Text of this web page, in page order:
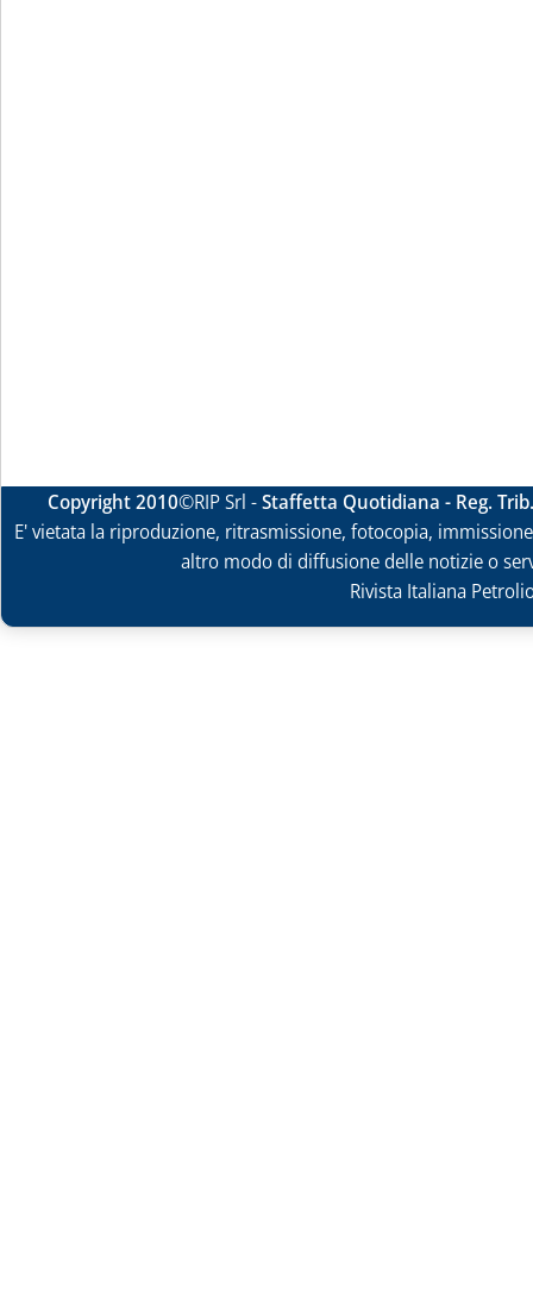
Copyright 2010©RIP Srl -Staffetta Quotidiana - Reg.
E' vietata la riproduzione, ritrasmissione, fotocopia,
altro modo di diffusione delle notizie o
Rivista Italiana